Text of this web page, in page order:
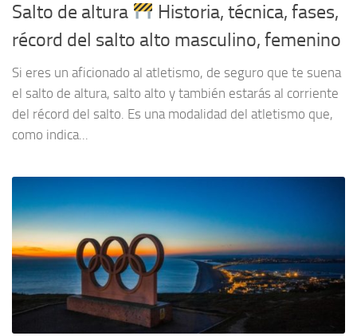
Salto de altura
Historia, técnica, fases,
récord del salto alto masculino, femenino
Si eres un aficionado al atletismo, de seguro que te suena
el salto de altura, salto alto y también estarás al corriente
del récord del salto. Es una modalidad del atletismo que,
como indica...